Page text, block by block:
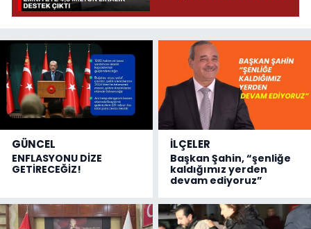
GÜNCEL
ENFLASYONU DİZE
GETİRECEĞİZ!
İLÇELER
Başkan Şahin, “şenliğe
kaldığımız yerden
devam ediyoruz”